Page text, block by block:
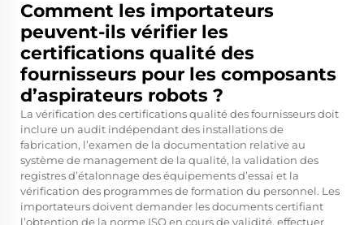
Comment les importateurs
peuvent-ils vérifier les
certifications qualité des
fournisseurs pour les composants
d’aspirateurs robots ?
La vérification des certifications qualité des fournisseurs doit
inclure un audit indépendant des installations de
fabrication, l’examen de la documentation relative au
système de management de la qualité, la validation des
registres d’étalonnage des équipements d’essai et la
vérification des programmes de formation du personnel. Les
importateurs doivent demander les documents certifiant
l’obtention de la norme ISO en cours de validité, effectuer